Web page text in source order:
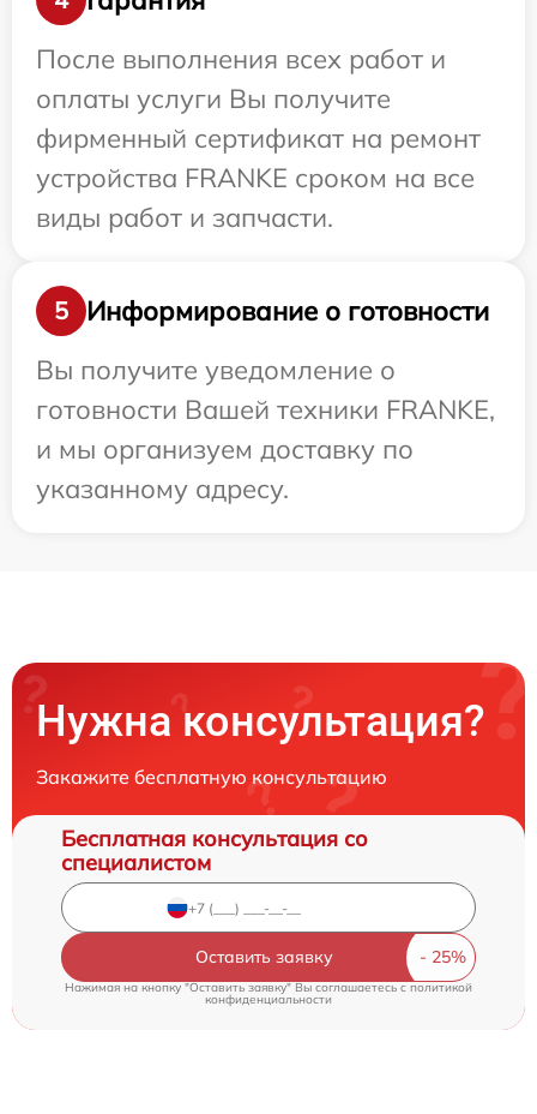
После выполнения всех работ и
оплаты услуги Вы получите
фирменный сертификат на ремонт
устройства FRANKE сроком на все
виды работ и запчасти.
5
Информирование о готовности
Вы получите уведомление о
готовности Вашей техники FRANKE,
и мы организуем доставку по
указанному адресу.
Нужна консультация?
Закажите бесплатную консультацию
Бесплатная консультация со
специалистом
Оставить заявку
Нажимая на кнопку "Оставить заявку" Вы соглашаетесь cполитикой
конфиденциальности